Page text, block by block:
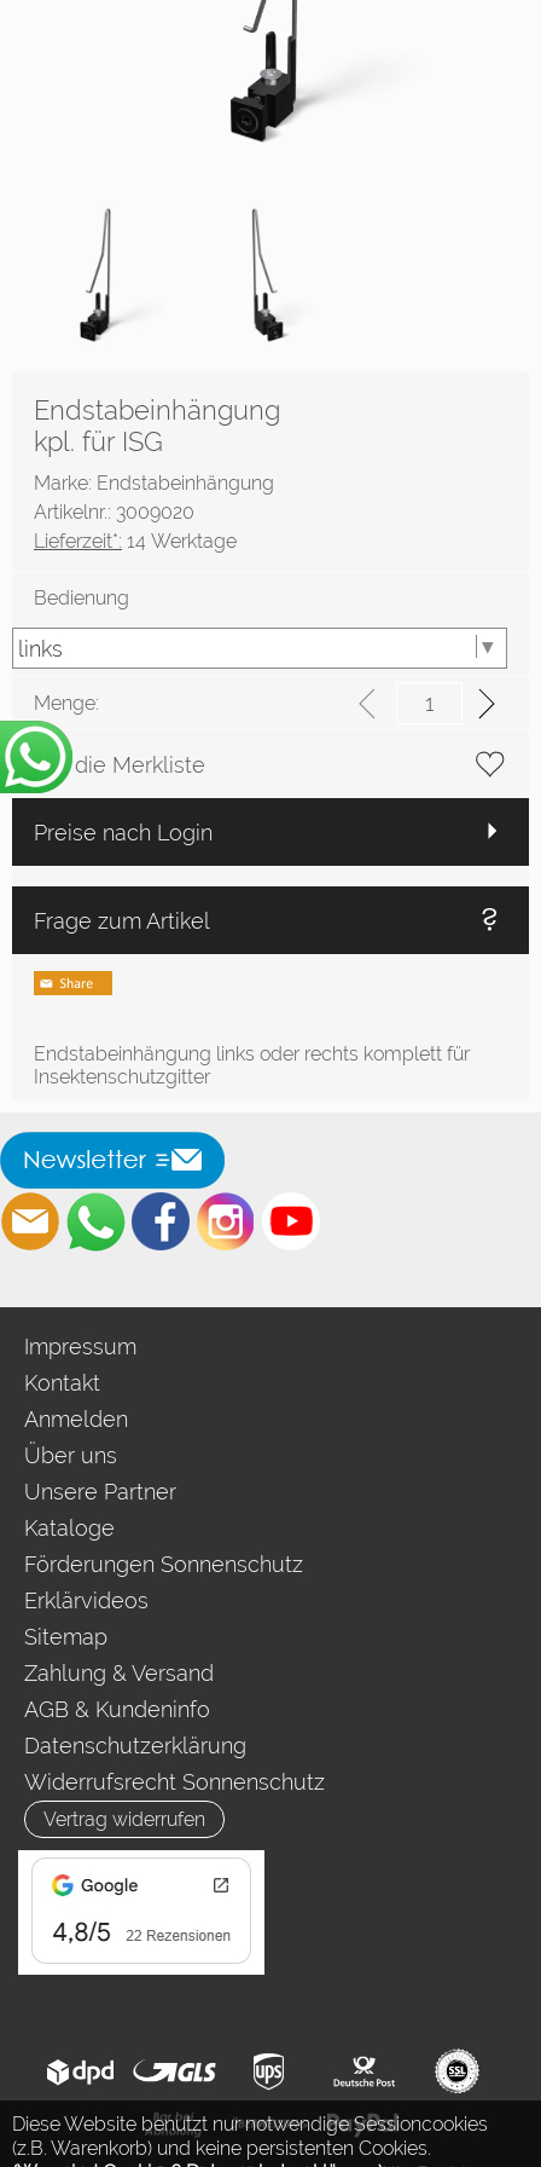
Diese Website benutzt nur notwendige Sessioncookies
(z.B. Warenkorb) und keine persistenten Cookies.
Endstabeinhängung
kpl. für ISG
Marke: Endstabeinhängung
Artikelnr.: 3009020
Lieferzeit*: 14 Werktage
Bedienung
Menge:
Auf die Merkliste
Preise nach Login
Frage zum Artikel
Endstabeinhängung links oder rechts komplett für
Insektenschutzgitter
Impressum
Kontakt
Anmelden
Über uns
Unsere Partner
Kataloge
Förderungen Sonnenschutz
Erklärvideos
Sitemap
Zahlung & Versand
AGB & Kundeninfo
Datenschutzerklärung
Widerrufsrecht Sonnenschutz
Vertrag widerrufen